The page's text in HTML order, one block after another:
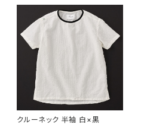
クルーネック 半袖 白×黒